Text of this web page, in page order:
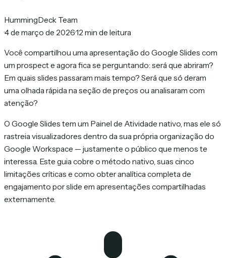
HummingDeck Team
·4 de março de 2026·12 min de leitura
Você compartilhou uma apresentação do Google Slides com
um prospect e agora fica se perguntando: será que abriram?
Em quais slides passaram mais tempo? Será que só deram
uma olhada rápida na seção de preços ou analisaram com
atenção?
O Google Slides tem um Painel de Atividade nativo, mas ele só
rastreia visualizadores dentro da sua própria organização do
Google Workspace — justamente o público que menos te
interessa. Este guia cobre o método nativo, suas cinco
limitações críticas e como obter analítica completa de
engajamento por slide em apresentações compartilhadas
externamente.